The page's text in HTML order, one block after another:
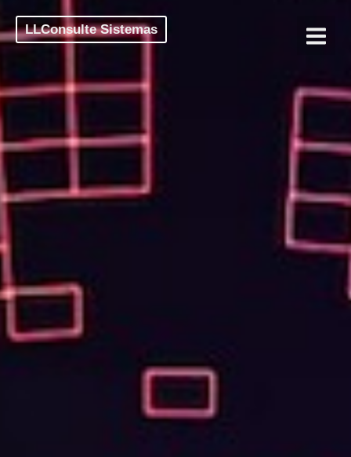
LLConsulte Sistemas